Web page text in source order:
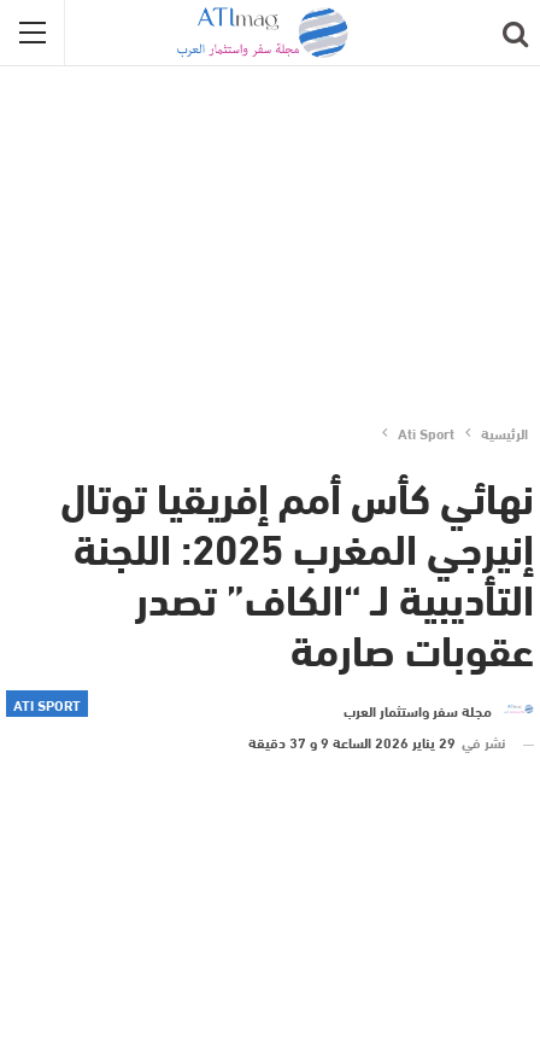
الرئيسية Ati Sport
نهائي كأس أمم إفريقيا توتال
إنيرجي المغرب 2025: اللجنة
التأديبية لـ “الكاف” تصدر
عقوبات صارمة
ATI SPORT
مجلة سفر واستثمار العرب
نشر في 29 يناير 2026 الساعة 9 و 37 دقيقة